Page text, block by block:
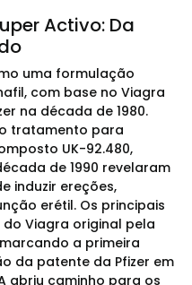
Activo: Da
uma formulação
com base no Viagra
na década de 1980.
tratamento para
UK-92.480,
de 1990 revelaram
induzir ereções,
erétil. Os principais
Viagra original pela
marcando a primeira
da patente da Pfizer em
abriu caminho para os